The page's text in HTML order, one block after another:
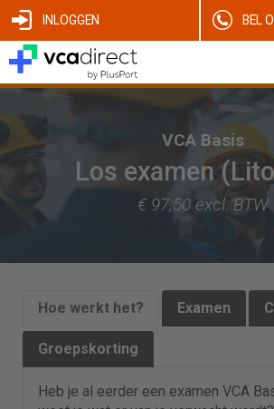
INLOGGEN BEL
VCA Basis
Los examen
€ 97,50 excl. BTW
Hoe werkt het? Examen
Groepskorting
Heb je al eerder een examen VCA